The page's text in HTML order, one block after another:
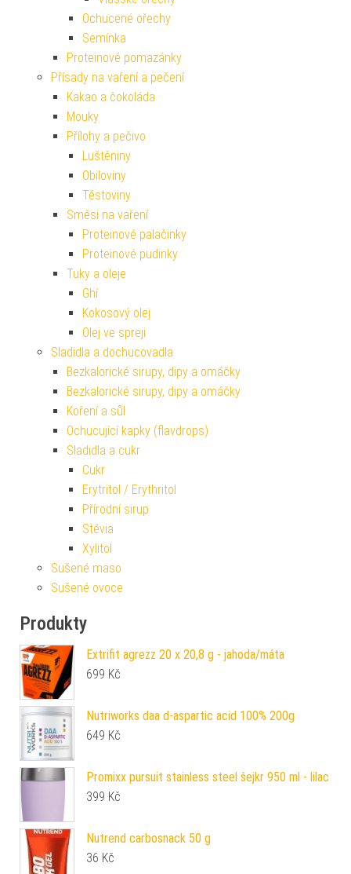
Ochucené ořechy
Semínka
Proteinové pomazánky
Přísady na vaření a pečení
Kakao a čokoláda
Mouky
Přílohy a pečivo
Luštěniny
Obiloviny
Těstoviny
Směsi na vaření
Proteinové palačinky
Proteinové pudinky
Tuky a oleje
Ghí
Kokosový olej
Olej ve spreji
Sladidla a dochucovadla
Bezkalorické sirupy, dipy a omáčky
Bezkalorické sirupy, dipy a omáčky
Koření a sůl
Ochucující kapky (flavdrops)
Sladidla a cukr
Cukr
Erytritol / Erythritol
Přírodní sirup
Stévia
Xylitol
Sušené maso
Sušené ovoce
Produkty
Extrifit agrezz 20 x 20,8 g - jahoda/máta
699 Kč
Nutriworks daa d-aspartic acid 100% 200g
649 Kč
Promixx pursuit stainless steel šejkr 950 ml - lilac
399 Kč
Nutrend carbosnack 50 g
36 Kč